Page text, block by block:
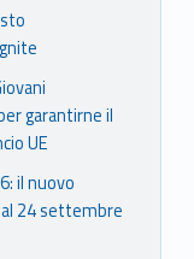
garantirne il
UE
il nuovo
24 settembre